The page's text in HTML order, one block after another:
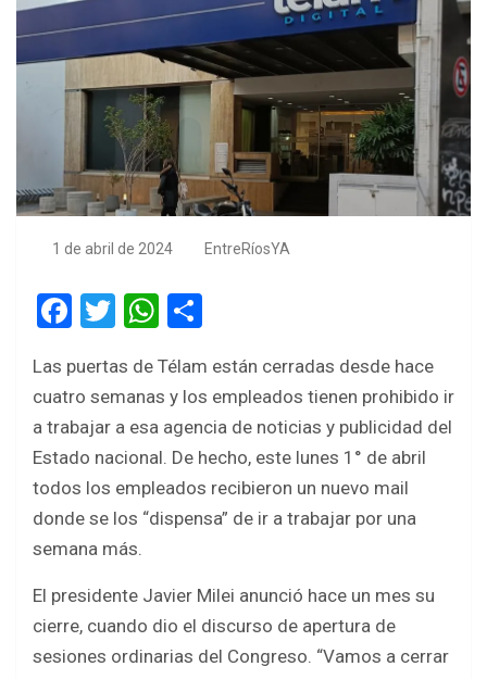
1 de abril de 2024 EntreRíosYA
F
ce
b
o
o
k
T
tt
er
W
at
s
A
p
p
ar
e
Las puertas de Télam están cerradas desde hace
cuatro semanas y los empleados tienen prohibido ir
a trabajar a esa agencia de noticias y publicidad del
Estado nacional. De hecho, este lunes 1° de abril
todos los empleados recibieron un nuevo mail
donde se los “dispensa” de ir a trabajar por una
semana más.
El presidente Javier Milei anunció hace un mes su
cierre, cuando dio el discurso de apertura de
sesiones ordinarias del Congreso. “Vamos a cerrar